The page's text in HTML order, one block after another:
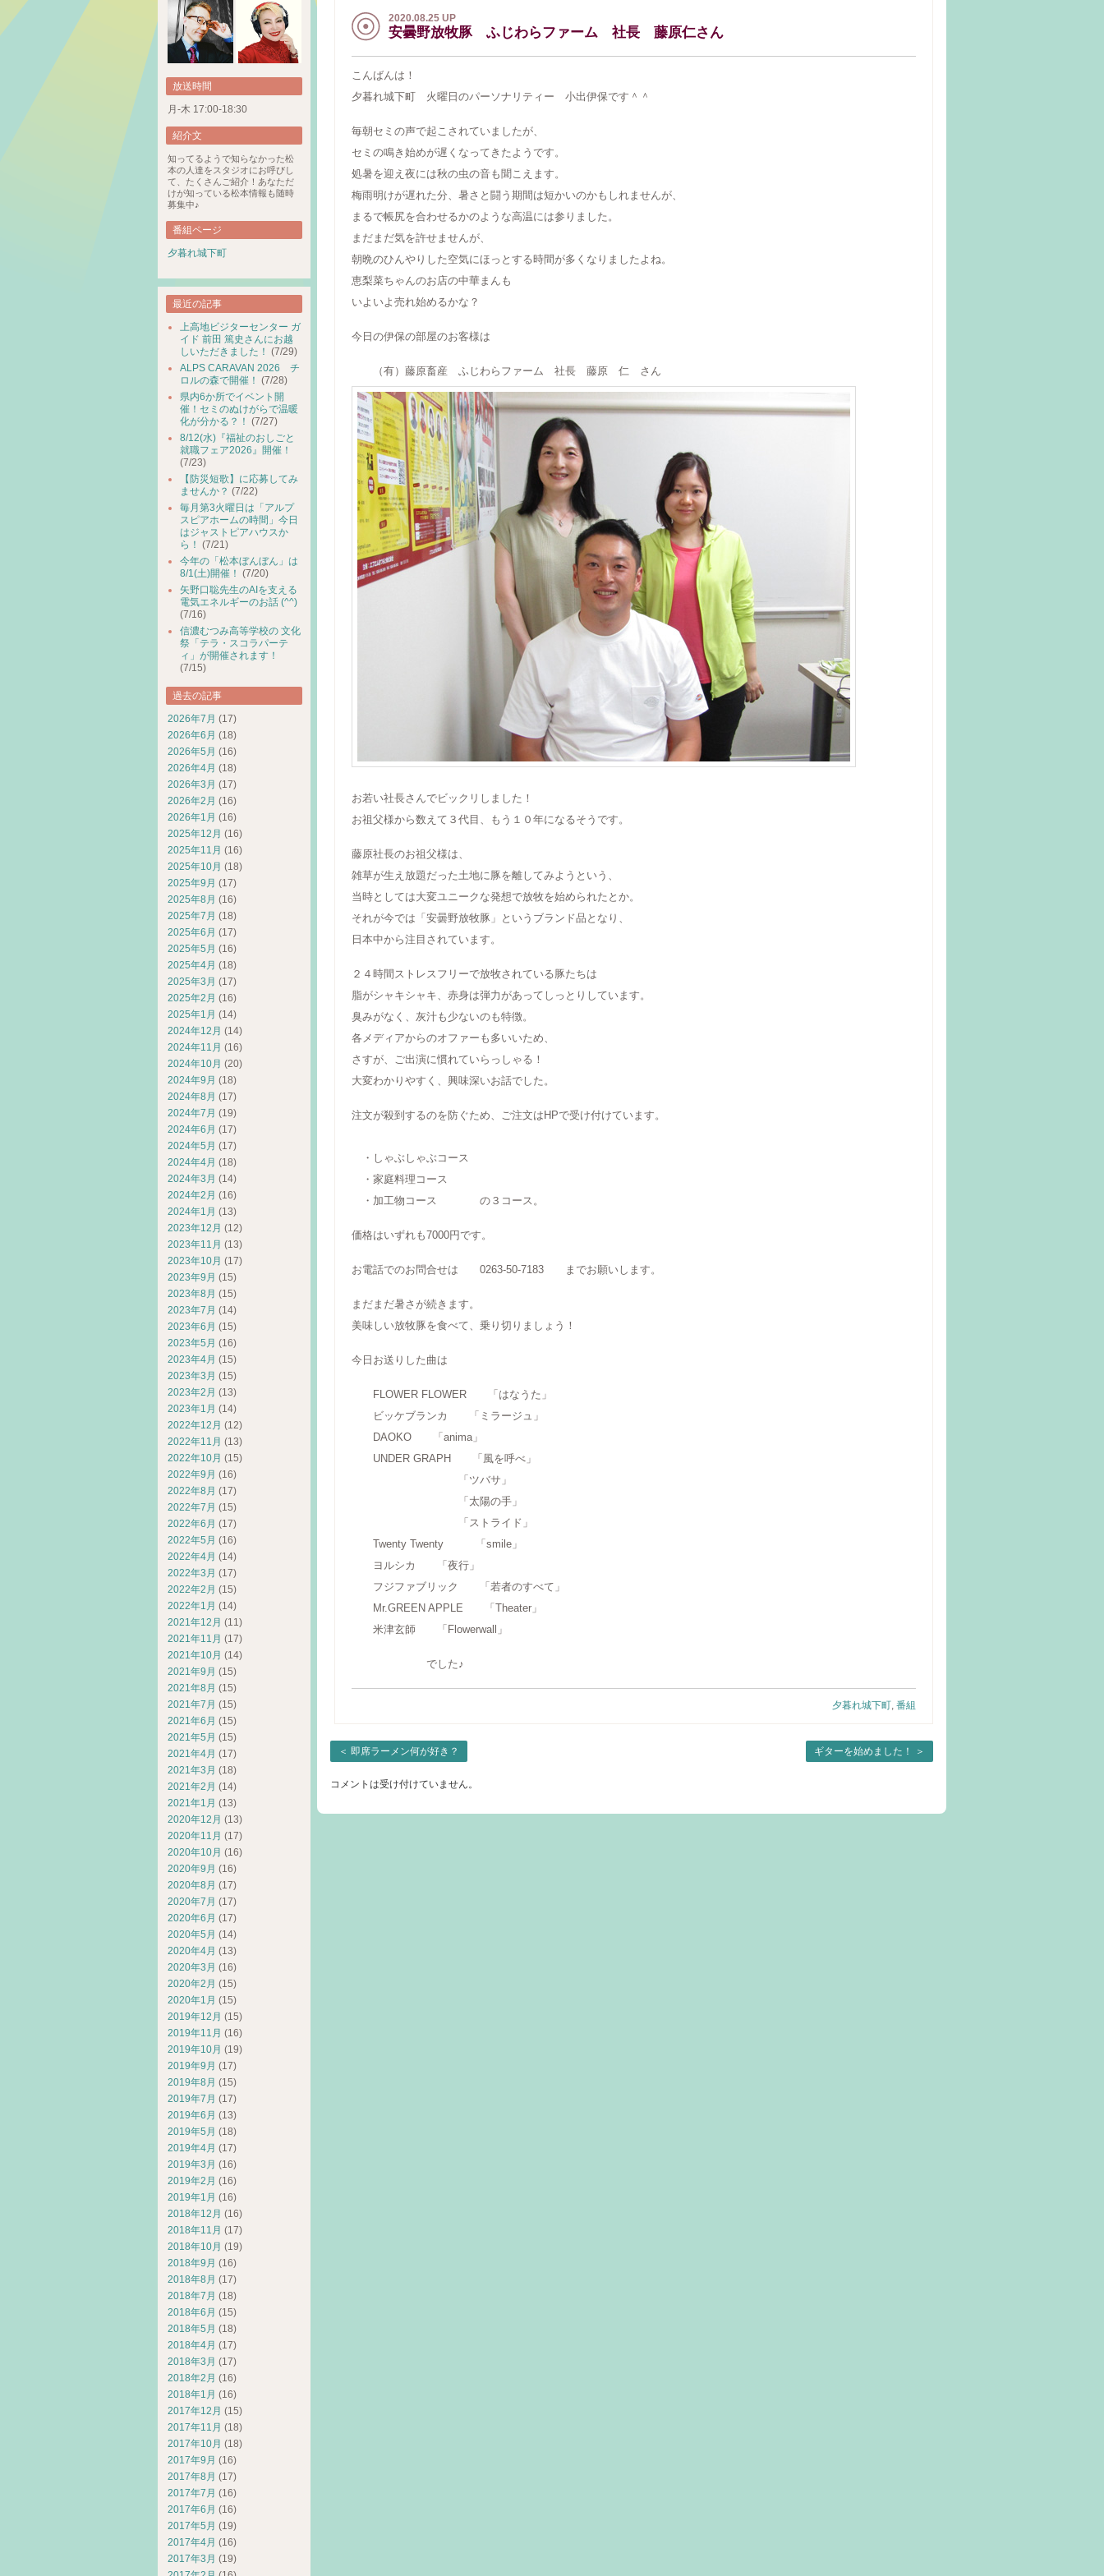
2020.08.25 UP
安曇野放牧豚 ふじわらファーム 社長 藤原仁さん
こんばんは！
夕暮れ城下町 火曜日のパーソナリティー 小出伊保です＾＾
毎朝セミの声で起こされていましたが、
セミの鳴き始めが遅くなってきたようです。
処暑を迎え夜には秋の虫の音も聞こえます。
梅雨明けが遅れた分、暑さと闘う期間は短かいのかもしれませんが、
まるで帳尻を合わせるかのような高温には参りました。
まだまだ気を許せませんが、
朝晩のひんやりした空気にほっとする時間が多くなりましたよね。
恵梨菜ちゃんのお店の中華まんも
いよいよ売れ始めるかな？
今日の伊保の部屋のお客様は
（有）藤原畜産 ふじわらファーム 社長 藤原 仁 さん
お若い社長さんでビックリしました！
お祖父様から数えて３代目、もう１０年になるそうです。
藤原社長のお祖父様は、
雑草が生え放題だった土地に豚を離してみようという、
当時としては大変ユニークな発想で放牧を始められたとか。
それが今では「安曇野放牧豚」というブランド品となり、
日本中から注目されています。
２４時間ストレスフリーで放牧されている豚たちは
脂がシャキシャキ、赤身は弾力があってしっとりしています。
臭みがなく、灰汁も少ないのも特徴。
各メディアからのオファーも多いいため、
さすが、ご出演に慣れていらっしゃる！
大変わかりやすく、興味深いお話でした。
注文が殺到するのを防ぐため、ご注文はHPで受け付けています。
・しゃぶしゃぶコース
・家庭料理コース
・加工物コース の３コース。
価格はいずれも7000円です。
お電話でのお問合せは 0263-50-7183 までお願いします。
まだまだ暑さが続きます。
美味しい放牧豚を食べて、乗り切りましょう！
今日お送りした曲は
FLOWER FLOWER 「はなうた」
ビッケブランカ 「ミラージュ」
DAOKO 「anima」
UNDER GRAPH 「風を呼べ」
「ツバサ」
「太陽の手」
「ストライド」
Twenty Twenty 「smile」
ヨルシカ 「夜行」
フジファブリック 「若者のすべて」
Mr.GREEN APPLE 「Theater」
米津玄師 「Flowerwall」
でした♪
夕暮れ城下町, 番組
＜ 即席ラーメン何が好き？ ギターを始めました！ ＞
コメントは受け付けていません。
放送時間
月-木 17:00-18:30
紹介文
知ってるようで知らなかった松
本の人達をスタジオにお呼びし
て、たくさんご紹介！あなただ
けが知っている松本情報も随時
募集中♪
番組ページ
夕暮れ城下町
最近の記事
上高地ビジターセンター ガ
イド 前田 篤史さんにお越
しいただきました！ (7/29)
ALPS CARAVAN 2026 チ
ロルの森で開催！ (7/28)
県内6か所でイベント開
催！セミのぬけがらで温暖
化が分かる？！ (7/27)
8/12(水)『福祉のおしごと
就職フェア2026』開催！
(7/23)
【防災短歌】に応募してみ
ませんか？ (7/22)
毎月第3火曜日は「アルプ
スピアホームの時間」今日
はジャストピアハウスか
ら！ (7/21)
今年の「松本ぼんぼん」は
8/1(土)開催！ (7/20)
矢野口聡先生のAIを支える
電気エネルギーのお話 (^^)
(7/16)
信濃むつみ高等学校の 文化
祭「テラ・スコラパーテ
ィ」が開催されます！
(7/15)
過去の記事
2026年7月 (17)
2026年6月 (18)
2026年5月 (16)
2026年4月 (18)
2026年3月 (17)
2026年2月 (16)
2026年1月 (16)
2025年12月 (16)
2025年11月 (16)
2025年10月 (18)
2025年9月 (17)
2025年8月 (16)
2025年7月 (18)
2025年6月 (17)
2025年5月 (16)
2025年4月 (18)
2025年3月 (17)
2025年2月 (16)
2025年1月 (14)
2024年12月 (14)
2024年11月 (16)
2024年10月 (20)
2024年9月 (18)
2024年8月 (17)
2024年7月 (19)
2024年6月 (17)
2024年5月 (17)
2024年4月 (18)
2024年3月 (14)
2024年2月 (16)
2024年1月 (13)
2023年12月 (12)
2023年11月 (13)
2023年10月 (17)
2023年9月 (15)
2023年8月 (15)
2023年7月 (14)
2023年6月 (15)
2023年5月 (16)
2023年4月 (15)
2023年3月 (15)
2023年2月 (13)
2023年1月 (14)
2022年12月 (12)
2022年11月 (13)
2022年10月 (15)
2022年9月 (16)
2022年8月 (17)
2022年7月 (15)
2022年6月 (17)
2022年5月 (16)
2022年4月 (14)
2022年3月 (17)
2022年2月 (15)
2022年1月 (14)
2021年12月 (11)
2021年11月 (17)
2021年10月 (14)
2021年9月 (15)
2021年8月 (15)
2021年7月 (15)
2021年6月 (15)
2021年5月 (15)
2021年4月 (17)
2021年3月 (18)
2021年2月 (14)
2021年1月 (13)
2020年12月 (13)
2020年11月 (17)
2020年10月 (16)
2020年9月 (16)
2020年8月 (17)
2020年7月 (17)
2020年6月 (17)
2020年5月 (14)
2020年4月 (13)
2020年3月 (16)
2020年2月 (15)
2020年1月 (15)
2019年12月 (15)
2019年11月 (16)
2019年10月 (19)
2019年9月 (17)
2019年8月 (15)
2019年7月 (17)
2019年6月 (13)
2019年5月 (18)
2019年4月 (17)
2019年3月 (16)
2019年2月 (16)
2019年1月 (16)
2018年12月 (16)
2018年11月 (17)
2018年10月 (19)
2018年9月 (16)
2018年8月 (17)
2018年7月 (18)
2018年6月 (15)
2018年5月 (18)
2018年4月 (17)
2018年3月 (17)
2018年2月 (16)
2018年1月 (16)
2017年12月 (15)
2017年11月 (18)
2017年10月 (18)
2017年9月 (16)
2017年8月 (17)
2017年7月 (16)
2017年6月 (16)
2017年5月 (19)
2017年4月 (16)
2017年3月 (19)